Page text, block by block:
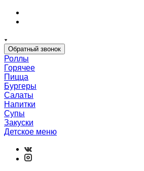
Обратный звонок
Роллы
Горячее
Пицца
Бургеры
Салаты
Напитки
Супы
Закуски
Детское меню